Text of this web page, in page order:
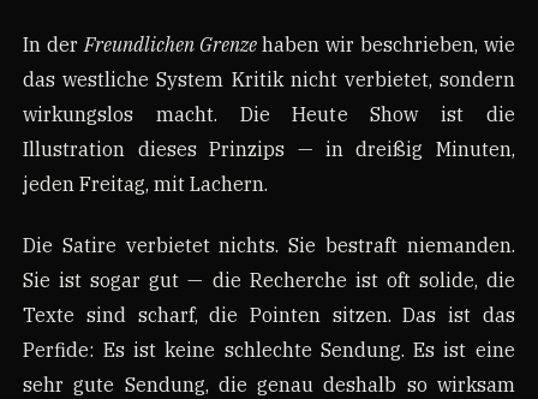
In derFreundlichen Grenzehaben wir beschrieben, wie
das westliche System Kritik nicht verbietet, sondern
wirkungslos macht. Die Heute Show ist die
Illustration dieses Prinzips — in dreißig Minuten,
jeden Freitag, mit Lachern.
Die Satire verbietet nichts. Sie bestraft niemanden.
Sie ist sogar gut — die Recherche ist oft solide, die
Texte sind scharf, die Pointen sitzen. Das ist das
Perfide: Es ist keine schlechte Sendung. Es ist eine
sehr gute Sendung, die genau deshalb so wirksam